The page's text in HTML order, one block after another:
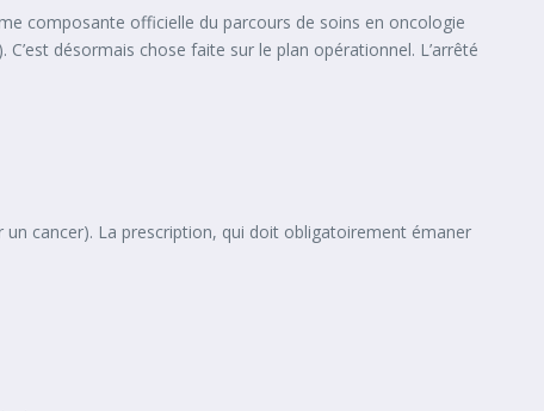
composante officielle du parcours de soins en oncologie
C’est désormais chose faite sur le plan opérationnel. L’arrêté
cancer). La prescription, qui doit obligatoirement émaner